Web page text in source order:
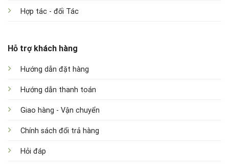
Hợp tác - đối Tác
Hỗ trợ khách hàng
Hướng dẫn đặt hàng
Hướng dẫn thanh toán
Giao hàng - Vận chuyển
Chính sách đổi trả hàng
Hỏi đáp